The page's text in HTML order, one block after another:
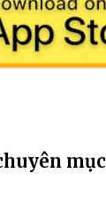
mục